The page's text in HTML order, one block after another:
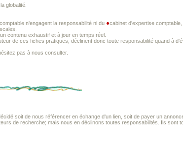
globalité.
n'engagent la responsabilité ni du cabinet d'expertise comptable,
contenu exhaustif et à jour en temps réel.
de ces fiches pratiques, déclinent donc toute responsabilité quand à
pas à nous consulter.
soit de nous référencer en échange d'un lien, soit de payer un
de recherche; mais nous en déclinons toutes responsabilités. Ils sont